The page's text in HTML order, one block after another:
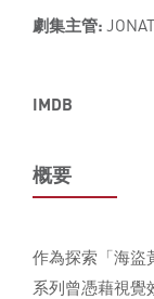
劇集主管:
IMDB
概要
作為探索「海盜
系列曾憑藉視覺